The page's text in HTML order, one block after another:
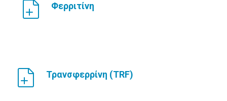
Φερριτίνη
Τρανσφερρίνη (TRF)